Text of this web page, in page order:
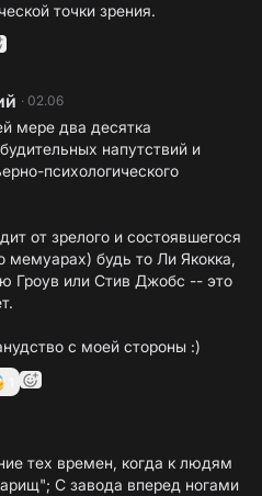
точки зрения.
· 02.06
мере два десятка
напутствий и
психологического
от зрелого и состоявшегося
мемуарах) будь то Ли Якокка,
Гроув или Стив Джобс -- это
с моей стороны :)
тех времен, когда к людям
С завода вперед ногами